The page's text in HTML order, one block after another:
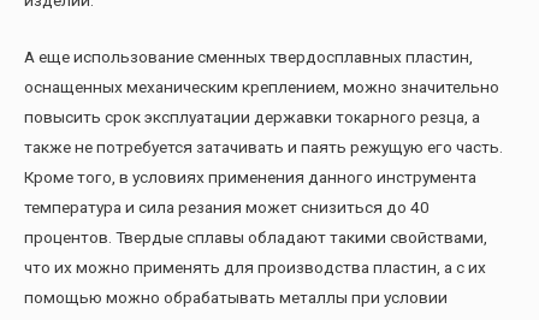
А еще использование сменных твердосплавных пластин,
оснащенных механическим креплением, можно значительно
повысить срок эксплуатации державки токарного резца, а
также не потребуется затачивать и паять режущую его часть.
Кроме того, в условиях применения данного инструмента
температура и сила резания может снизиться до 40
процентов. Твердые сплавы обладают такими свойствами,
что их можно применять для производства пластин, а с их
помощью можно обрабатывать металлы при условии